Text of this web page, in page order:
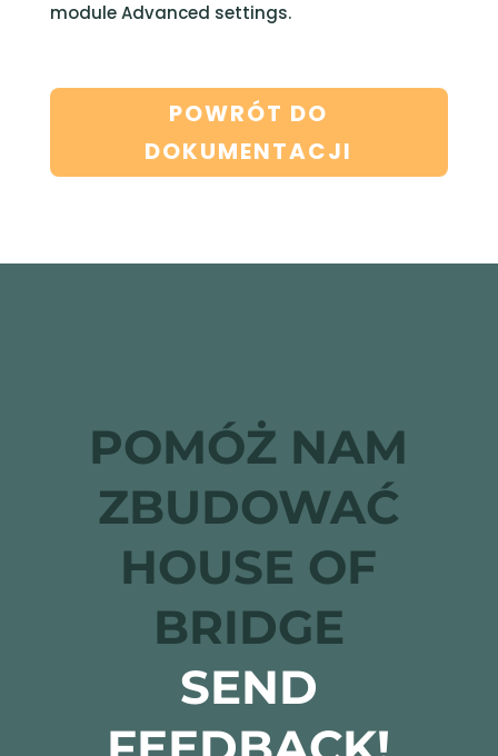
module Advanced settings.
POWRÓT DO
DOKUMENTACJI
POMÓŻ NAM
ZBUDOWAĆ
HOUSE OF
BRIDGE
SEND